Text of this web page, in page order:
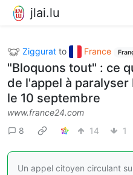
jlai.lu
Ziggurat to France
"Bloquons tout" : ce
de l'appel à paralyser
le 10 septembre
www.france24.com
8
14 1
Un appel citoyen circulant